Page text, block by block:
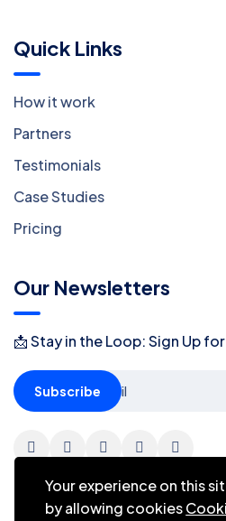
Quick Links
How it work
Partners
Testimonials
Case Studies
Pricing
Our Newsletters
📩 Stay in the Loop: Sign Up
Subscribe
Your experience on this
by allowing cookies